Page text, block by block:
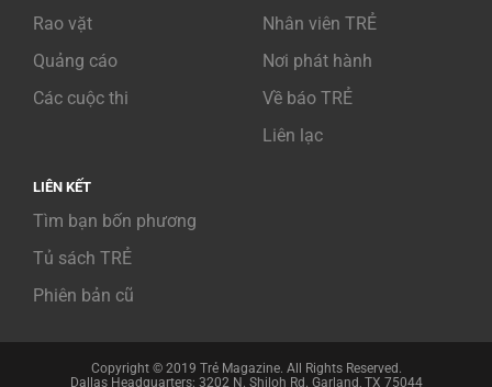
Rao vặt
Quảng cáo
Các cuộc thi
Nhân viên TRẺ
Nơi phát hành
Về báo TRẺ
Liên lạc
LIÊN KẾT
Tìm bạn bốn phương
Tủ sách TRẺ
Phiên bản cũ
Copyright © 2019 Trẻ Magazine. All Rights Reserved.
Dallas Headquarters: 3202 N. Shiloh Rd. Garland, TX 75044